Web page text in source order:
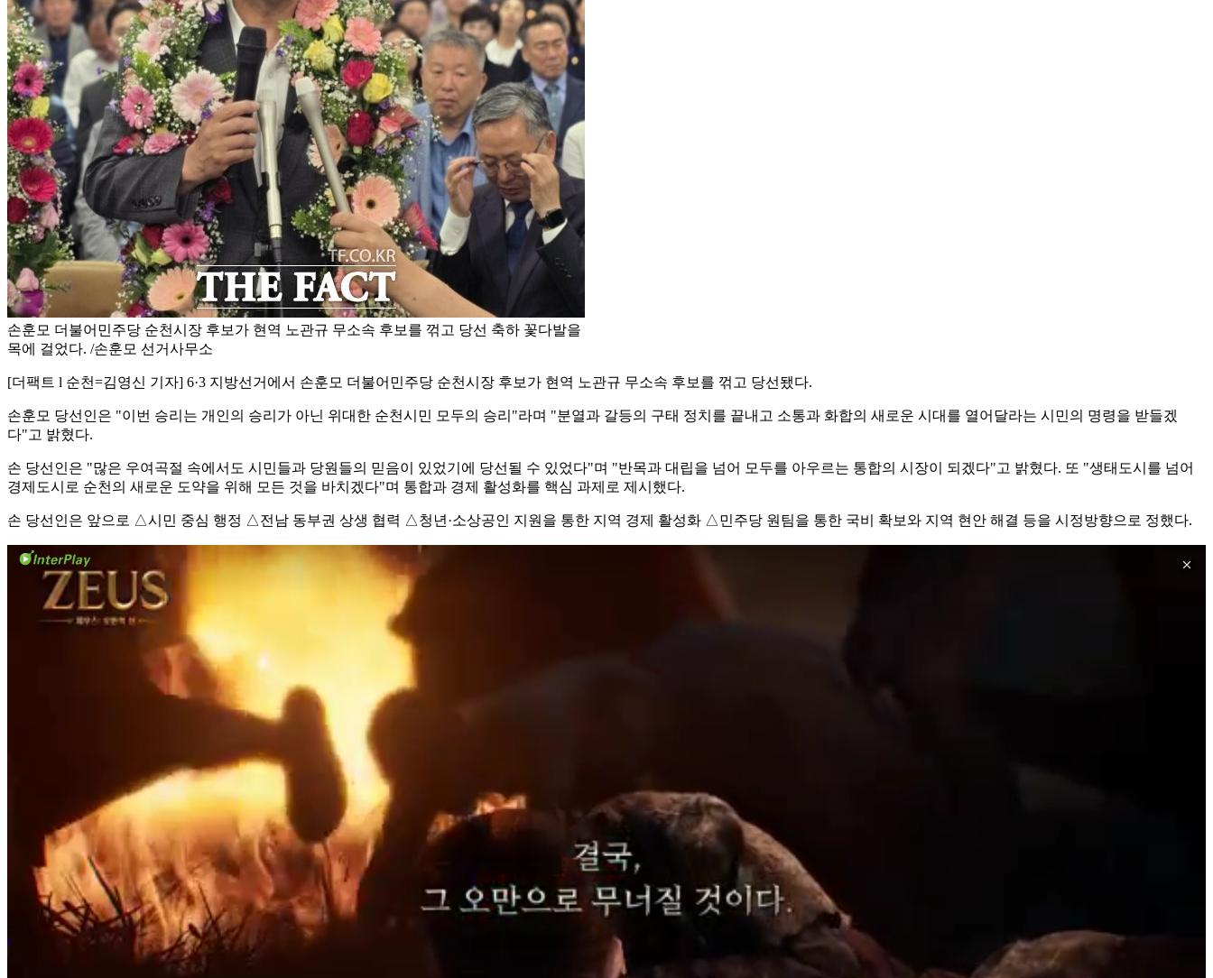
손훈모 더불어민주당 순천시장 후보가 현역 노관규 무소속 후보를 꺾고 당선 축하 꽃다발을
목에 걸었다. /손훈모 선거사무소
[더팩트 l 순천=김영신 기자] 6·3 지방선거에서 손훈모 더불어민주당 순천시장 후보가 현역 노관규 무소속 후보를 꺾고 당선됐다.
손훈모 당선인은 "이번 승리는 개인의 승리가 아닌 위대한 순천시민 모두의 승리"라며 "분열과 갈등의 구태 정치를 끝내고 소통과 화합의 새로운 시대를 열어달라는 시민의 명령을 받들겠
다"고 밝혔다.
손 당선인은 "많은 우여곡절 속에서도 시민들과 당원들의 믿음이 있었기에 당선될 수 있었다"며 "반목과 대립을 넘어 모두를 아우르는 통합의 시장이 되겠다"고 밝혔다. 또 "생태도시를 넘어
경제도시로 순천의 새로운 도약을 위해 모든 것을 바치겠다"며 통합과 경제 활성화를 핵심 과제로 제시했다.
손 당선인은 앞으로 △시민 중심 행정 △전남 동부권 상생 협력 △청년·소상공인 지원을 통한 지역 경제 활성화 △민주당 원팀을 통한 국비 확보와 지역 현안 해결 등을 시정방향으로 정했다.